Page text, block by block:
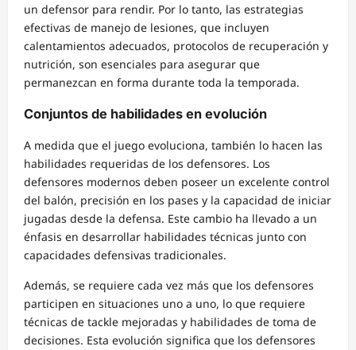
un defensor para rendir. Por lo tanto, las estrategias
efectivas de manejo de lesiones, que incluyen
calentamientos adecuados, protocolos de recuperación y
nutrición, son esenciales para asegurar que
permanezcan en forma durante toda la temporada.
Conjuntos de habilidades en evolución
A medida que el juego evoluciona, también lo hacen las
habilidades requeridas de los defensores. Los
defensores modernos deben poseer un excelente control
del balón, precisión en los pases y la capacidad de iniciar
jugadas desde la defensa. Este cambio ha llevado a un
énfasis en desarrollar habilidades técnicas junto con
capacidades defensivas tradicionales.
Además, se requiere cada vez más que los defensores
participen en situaciones uno a uno, lo que requiere
técnicas de tackle mejoradas y habilidades de toma de
decisiones. Esta evolución significa que los defensores